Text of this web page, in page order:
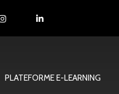
PLATEFORME E-LEARNING